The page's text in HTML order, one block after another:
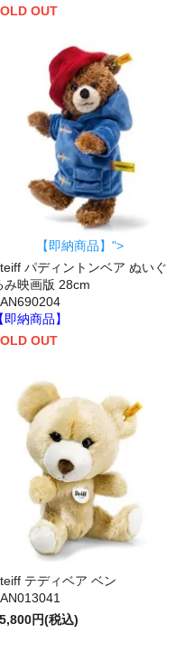
OUT
【即納商品】">
パディントンベア ぬいぐ
み映画版 28cm
【即納商品】
OUT
テディベア ベン
円(税込)